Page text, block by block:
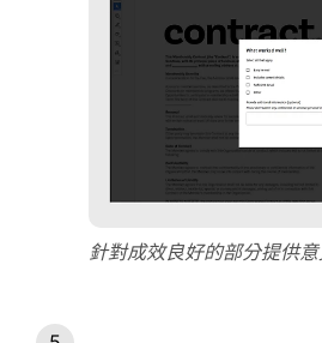
針對成效良好的部分提供意